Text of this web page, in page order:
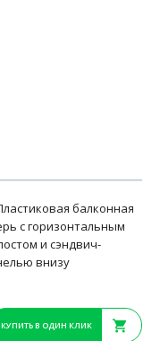
КУПИТЬ В ОДИН КЛИК